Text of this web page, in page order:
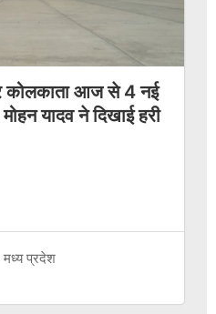
कोलकाता आज से 4 नई
यादव ने दिखाई हरी
मध्य प्रदेश